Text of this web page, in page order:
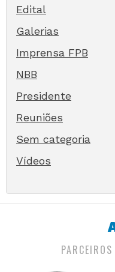
Edital
Galerias
Imprensa FPB
NBB
Presidente
Reuniões
Sem categoria
Vídeos